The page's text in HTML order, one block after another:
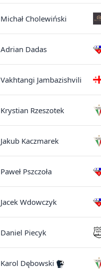
Michał Cholewiński
Adrian Dadas
Vakhtangi Jambazishvili
Krystian Rzeszotek
Jakub Kaczmarek
Paweł Pszczoła
Jacek Wdowczyk
Daniel Piecyk
Karol Dębowski